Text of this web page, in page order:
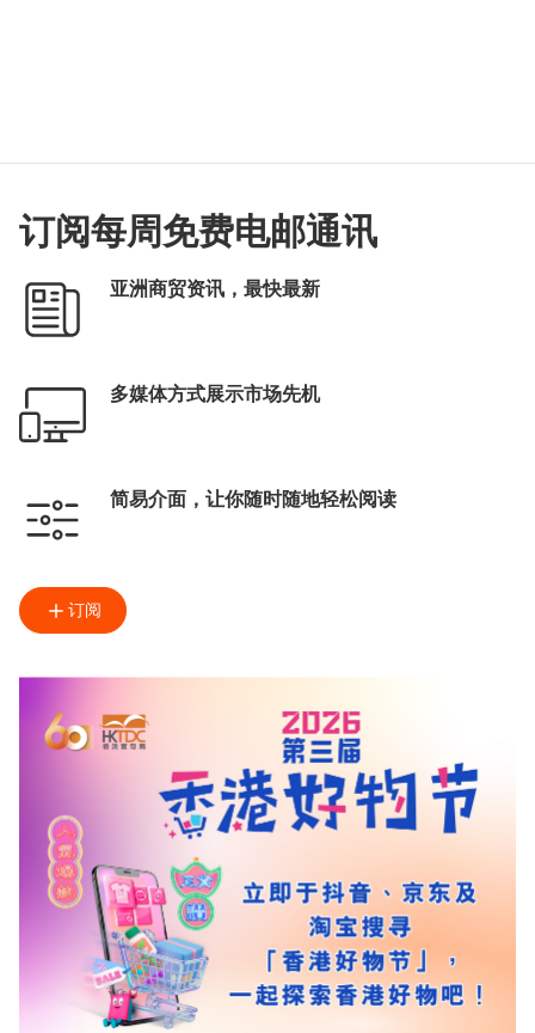
订阅每周免费电邮通讯
亚洲商贸资讯，最快最新
多媒体方式展示市场先机
简易介面，让你随时随地轻松阅读
订阅